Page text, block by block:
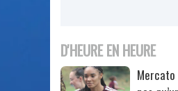
D'HEURE EN HEURE
Mercato